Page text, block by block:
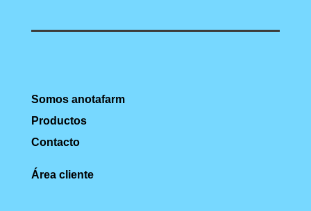
Somos anotafarm
Productos
Contacto
Área cliente